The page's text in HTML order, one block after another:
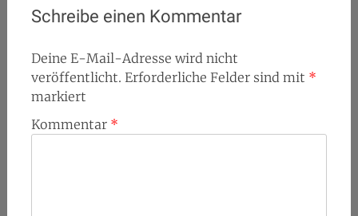
Schreibe einen Kommentar
Deine E-Mail-Adresse wird nicht
veröffentlicht. Erforderliche Felder sind mit *
markiert
Kommentar *